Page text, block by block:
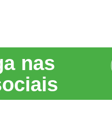
nas